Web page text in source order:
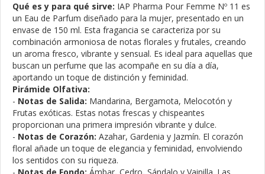
Qué es y para qué sirve: IAP Pharma Pour Femme Nº 11 es
un Eau de Parfum diseñado para la mujer, presentado en un
envase de 150 ml. Esta fragancia se caracteriza por su
combinación armoniosa de notas florales y frutales, creando
un aroma fresco, vibrante y sensual. Es ideal para aquellas que
buscan un perfume que las acompañe en su día a día,
aportando un toque de distinción y feminidad.
Pirámide Olfativa:
- Notas de Salida: Mandarina, Bergamota, Melocotón y
Frutas exóticas. Estas notas frescas y chispeantes
proporcionan una primera impresión vibrante y dulce.
- Notas de Corazón: Azahar, Gardenia y Jazmín. El corazón
floral añade un toque de elegancia y feminidad, envolviendo
los sentidos con su riqueza.